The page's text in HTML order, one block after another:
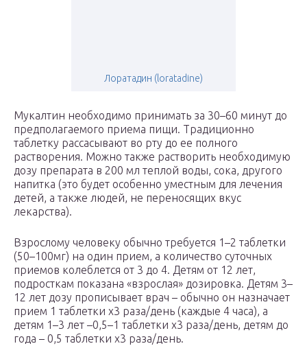
Лоратадин (loratadine)
Мукалтин необходимо принимать за 30–60 минут до
предполагаемого приема пищи. Традиционно
таблетку рассасывают во рту до ee полного
растворения. Можно также растворить необходимую
дозу препарата в 200 мл теплой воды, сока, другого
напитка (это будет особенно уместным для лечения
детей, a также людей, не переносящих вкус
лекарства).
Взрослому человеку обычно требуется 1–2 таблетки
(50–100мг) на один прием, a количество суточных
приемов колеблется от 3 до 4. Детям от 12 лет,
подросткам показана «взрослая» дозировка. Детям 3–
12 лет дозу прописывает врач – обычно он назначает
прием 1 таблетки х3 раза/день (каждые 4 часа), a
детям 1–3 лет –0,5–1 таблетки х3 раза/день, детям до
года – 0,5 таблетки х3 раза/день.